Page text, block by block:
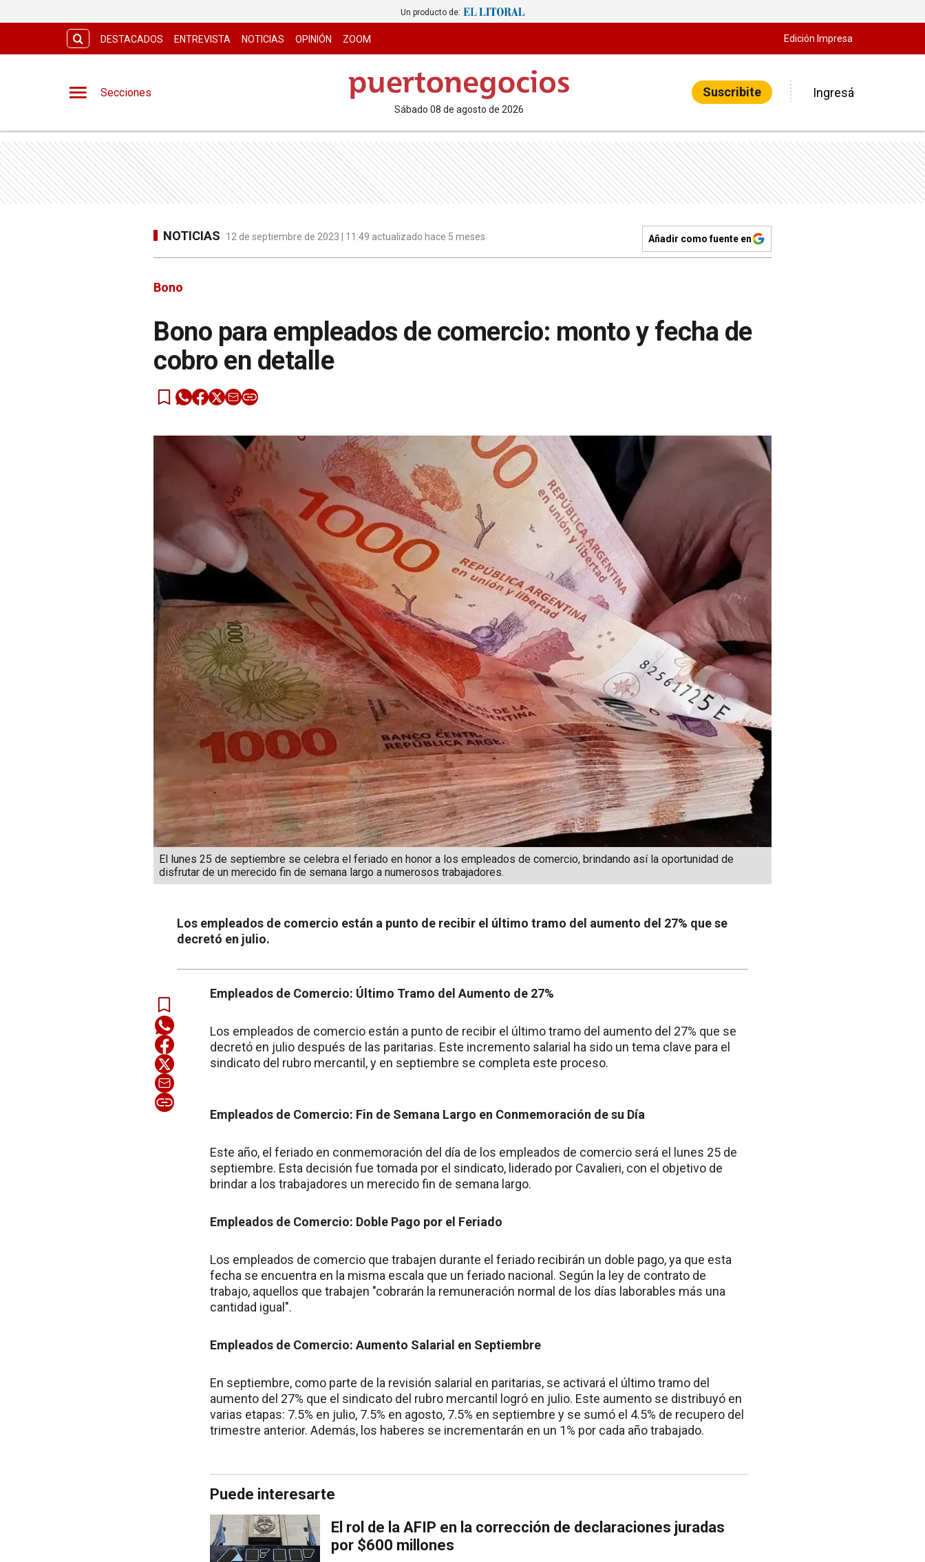
Un producto de:
DESTACADOS ENTREVISTA NOTICIAS OPINIÓN ZOOM Edición Impresa
Secciones
sábado 08 de agosto de 2026
Suscribite Ingresá
NOTICIAS 12 de septiembre de 2023 | 11:49 actualizado hace 5 meses Añadir como fuente en
Bono
Bono para empleados de comercio: monto y fecha de
cobro en detalle
El lunes 25 de septiembre se celebra el feriado en honor a los empleados de comercio, brindando así la oportunidad de
disfrutar de un merecido fin de semana largo a numerosos trabajadores.
Los empleados de comercio están a punto de recibir el último tramo del aumento del 27% que se
decretó en julio.
Empleados de Comercio: Último Tramo del Aumento de 27%
Los empleados de comercio están a punto de recibir el último tramo del aumento del 27% que se
decretó en julio después de las paritarias. Este incremento salarial ha sido un tema clave para el
sindicato del rubro mercantil, y en septiembre se completa este proceso.
Empleados de Comercio: Fin de Semana Largo en Conmemoración de su Día
Este año, el feriado en conmemoración del día de los empleados de comercio será el lunes 25 de
septiembre. Esta decisión fue tomada por el sindicato, liderado por Cavalieri, con el objetivo de
brindar a los trabajadores un merecido fin de semana largo.
Empleados de Comercio: Doble Pago por el Feriado
Los empleados de comercio que trabajen durante el feriado recibirán un doble pago, ya que esta
fecha se encuentra en la misma escala que un feriado nacional. Según la ley de contrato de
trabajo, aquellos que trabajen "cobrarán la remuneración normal de los días laborables más una
cantidad igual".
Empleados de Comercio: Aumento Salarial en Septiembre
En septiembre, como parte de la revisión salarial en paritarias, se activará el último tramo del
aumento del 27% que el sindicato del rubro mercantil logró en julio. Este aumento se distribuyó en
varias etapas: 7.5% en julio, 7.5% en agosto, 7.5% en septiembre y se sumó el 4.5% de recupero del
trimestre anterior. Además, los haberes se incrementarán en un 1% por cada año trabajado.
Puede interesarte
El rol de la AFIP en la corrección de declaraciones juradas
por $600 millones